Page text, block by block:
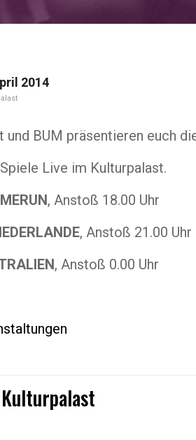
2014
und BUM präsentieren euch
Live im Kulturpalast.
, Anstoß 18.00 Uhr
, Anstoß 21.00 Uhr
, Anstoß 0.00 Uhr
Kulturpalast